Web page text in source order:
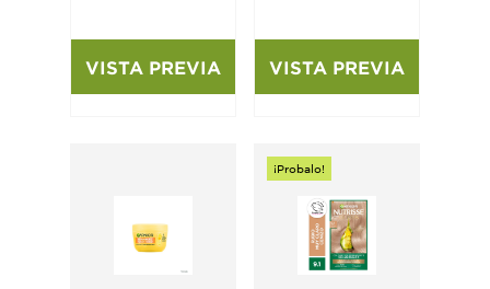
VISTA PREVIA VISTA PREVIA
¡Probalo!